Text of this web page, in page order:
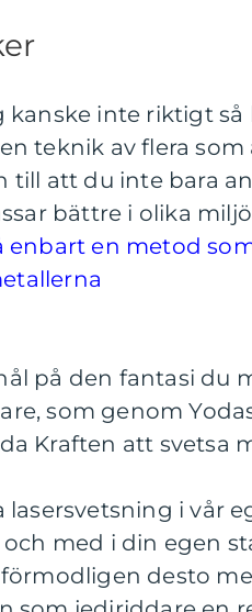
kanske inte riktigt
teknik av flera
till att du inte bara
bättre i olika
enbart en metod
på den fantasi du
som genom
Kraften att svetsa
i vår
med i din egen
desto